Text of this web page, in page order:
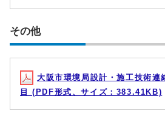
その他
大阪市環境局設計・施工技術連
目 (PDF形式、サイズ：383.41KB)